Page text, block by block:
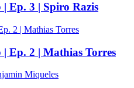
Ep. 3 | Spiro Razis
Ep. 2 | Mathias Torres